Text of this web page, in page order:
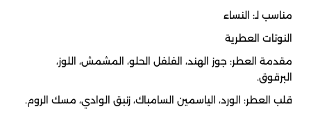
مناسب لـ: النساء
النوتات العطرية
مقدمة العطر: جوز الهند، الفلفل الحلو، المشمش، اللوز،
البرقوق.
قلب العطر: الورد، الياسمين السامباك، زنبق الوادي، مسك الروم.